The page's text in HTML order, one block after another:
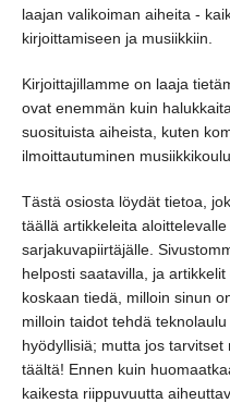
laajan valikoiman aiheita -
kirjoittamiseen ja musiikkiin.
Kirjoittajillamme on laaja
ovat enemmän kuin
suosituista aiheista, kuten
ilmoittautuminen
Tästä osiosta löydät tietoa,
täällä artikkeleita
sarjakuvapiirtäjälle.
helposti saatavilla, ja
koskaan tiedä, milloin sinun
milloin taidot tehdä
hyödyllisiä; mutta jos
täältä! Ennen kuin
kaikesta riippuvuutta